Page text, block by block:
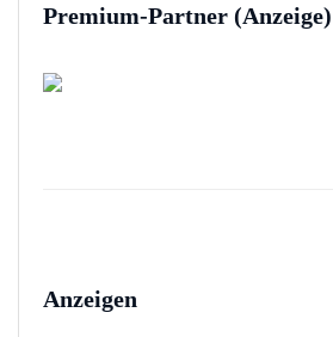
Premium-Partner (Anzeige)
Anzeigen